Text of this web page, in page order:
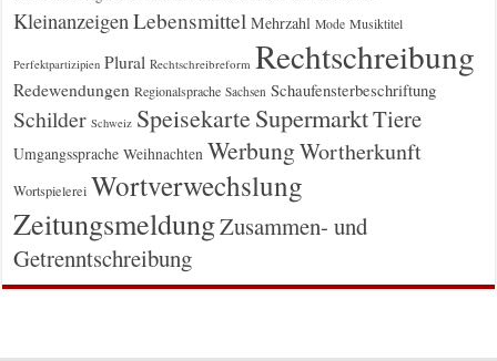
Kleinanzeigen Lebensmittel Mehrzahl Mode Musiktitel
Perfektpartizipien Plural Rechtschreibreform Rechtschreibung
Redewendungen Regionalsprache Sachsen Schaufensterbeschriftung
Schilder Schweiz Speisekarte SupermarktTiere
Umgangssprache Weihnachten WerbungWortherkunft
Wortspielerei Wortverwechslung
ZeitungsmeldungZusammen- und
Getrenntschreibung